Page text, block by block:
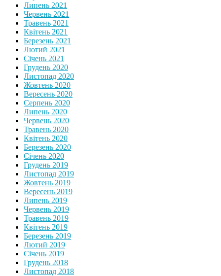
Липень 2021
Червень 2021
Травень 2021
Квітень 2021
Березень 2021
Лютий 2021
Січень 2021
Грудень 2020
Листопад 2020
Жовтень 2020
Вересень 2020
Серпень 2020
Липень 2020
Червень 2020
Травень 2020
Квітень 2020
Березень 2020
Січень 2020
Грудень 2019
Листопад 2019
Жовтень 2019
Вересень 2019
Липень 2019
Червень 2019
Травень 2019
Квітень 2019
Березень 2019
Лютий 2019
Січень 2019
Грудень 2018
Листопад 2018